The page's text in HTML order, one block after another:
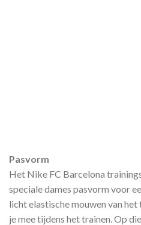
Pasvorm
Het Nike FC Barcelona
speciale dames pasvorm voor
licht elastische mouwen van
je mee tijdens het trainen. Op